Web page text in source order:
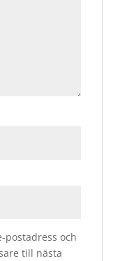
postadress och
till nästa